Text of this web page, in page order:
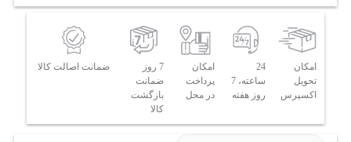
امکان
تحویل
اکسپرس
24
ساعته، 7
روز هفته
امکان
پرداخت
در محل
7 روز
ضمانت
بازگشت
کالا
ضمانت اصالت کالا